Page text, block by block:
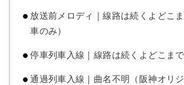
放送前メロディ｜線路は続くよどこ
車のみ）
停車列車入線｜線路は続くよどこま
通過列車入線｜曲名不明（阪神オリジ